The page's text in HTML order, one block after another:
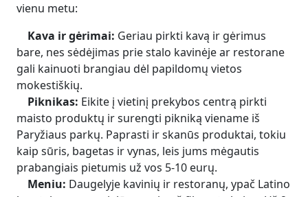
vienu metu:
Kava ir gėrimai: Geriau pirkti kavą ir gėrimus
bare, nes sėdėjimas prie stalo kavinėje ar restorane
gali kainuoti brangiau dėl papildomų vietos
mokestiškių.
Piknikas: Eikite į vietinį prekybos centrą pirkti
maisto produktų ir surengti pikniką viename iš
Paryžiaus parkų. Paprasti ir skanūs produktai, tokiu
kaip sūris, bagetas ir vynas, leis jums mėgautis
prabangiais pietumis už vos 5-10 eurų.
Meniu: Daugelyje kavinių ir restoranų, ypač Latino